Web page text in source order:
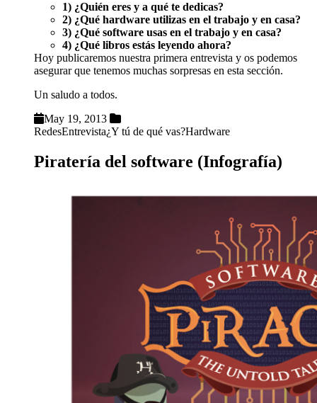
1) ¿Quién eres y a qué te dedicas?
2) ¿Qué hardware utilizas en el trabajo y en casa?
3) ¿Qué software usas en el trabajo y en casa?
4) ¿Qué libros estás leyendo ahora?
Hoy publicaremos nuestra primera entrevista y os podemos
asegurar que tenemos muchas sorpresas en esta sección.
Un saludo a todos.
May 19, 2013
RedesEntrevista¿Y tú de qué vas?Hardware
Piratería del software (Infografía)